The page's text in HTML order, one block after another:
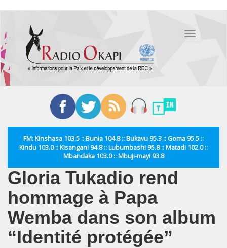
contenu
principal
Toggle
FM: Kinshasa 103.5 :: Bunia 104.8 :: Bukavu 95.3 :: Goma 95.5 ::
Kindu 103.0 :: Kisangani 94.8 :: Lubumbashi 95.8 :: Matadi 102.0 ::
Mbandaka 103.0 :: Mbuji-mayi 93.8
Gloria Tukadio rend
hommage à Papa
Wemba dans son album
“Identité protégée”